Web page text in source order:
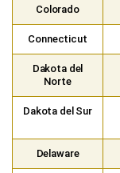
Colorado
Connecticut
Dakota del
Norte
Dakota del Sur
Delaware